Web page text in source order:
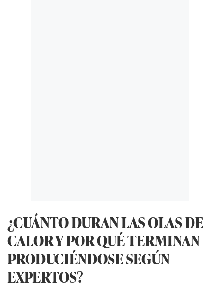
¿CUÁNTO DURAN LAS OLAS DE
CALOR Y POR QUÉ TERMINAN
PRODUCIÉNDOSE SEGÚN
EXPERTOS?